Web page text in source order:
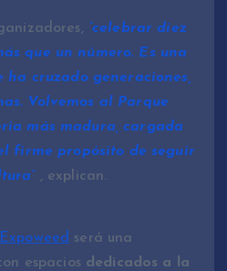
“celebrar diez
que un número. Es una
cruzado generaciones,
Volvemos al Parque
más madura, cargada
firme propósito de seguir
, explican.
Expoweed será una
espacios dedicados a la